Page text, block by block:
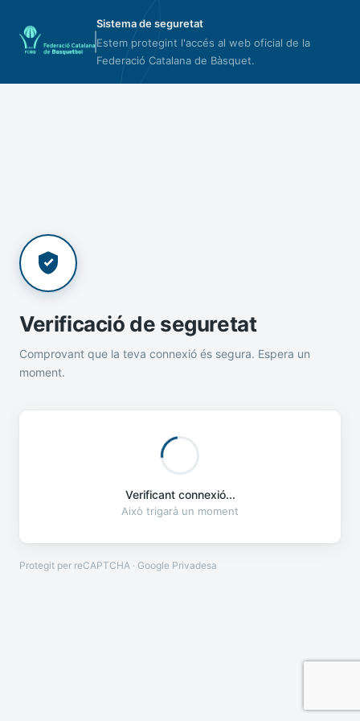
Sistema de seguretat
Estem protegint l'accés al web oficial de la
Federació Catalana de Bàsquet.
Verificació de seguretat
Comprovant que la teva connexió és segura. Espera un
moment.
Verificant connexió...
Això trigarà un moment
Protegit per reCAPTCHA · Google Privadesa